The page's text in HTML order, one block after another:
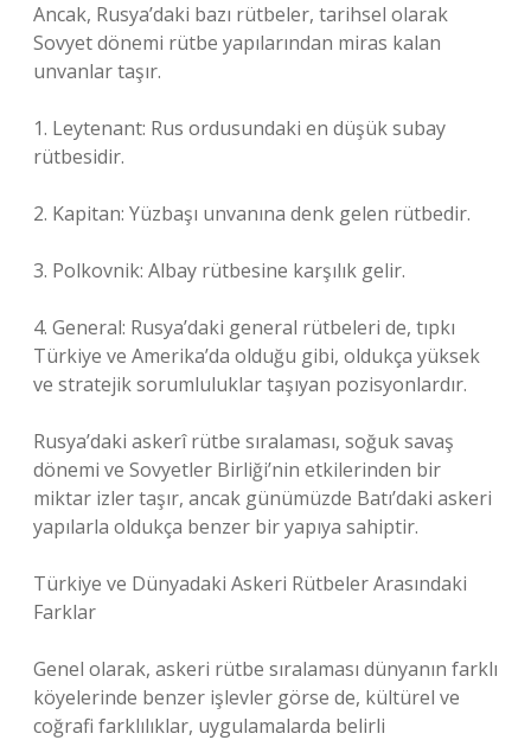
Ancak, Rusya’daki bazı rütbeler, tarihsel olarak
Sovyet dönemi rütbe yapılarından miras kalan
unvanlar taşır.
1. Leytenant: Rus ordusundaki en düşük subay
rütbesidir.
2. Kapitan: Yüzbaşı unvanına denk gelen rütbedir.
3. Polkovnik: Albay rütbesine karşılık gelir.
4. General: Rusya’daki general rütbeleri de, tıpkı
Türkiye ve Amerika’da olduğu gibi, oldukça yüksek
ve stratejik sorumluluklar taşıyan pozisyonlardır.
Rusya’daki askerî rütbe sıralaması, soğuk savaş
dönemi ve Sovyetler Birliği’nin etkilerinden bir
miktar izler taşır, ancak günümüzde Batı’daki askeri
yapılarla oldukça benzer bir yapıya sahiptir.
Türkiye ve Dünyadaki Askeri Rütbeler Arasındaki
Farklar
Genel olarak, askeri rütbe sıralaması dünyanın farklı
köyelerinde benzer işlevler görse de, kültürel ve
coğrafi farklılıklar, uygulamalarda belirli